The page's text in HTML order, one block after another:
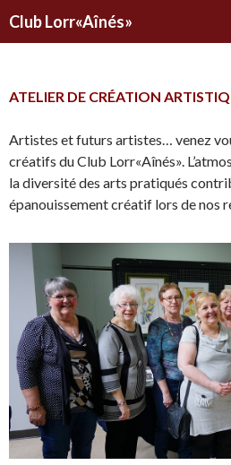
Club Lorr«Aînés»
PRINCIPAL
ATELIER DE CRÉATION
Artistes et futurs artistes… venez
créatifs du Club Lorr«Aînés».
la diversité des arts pratiqués
épanouissement créatif lors de nos